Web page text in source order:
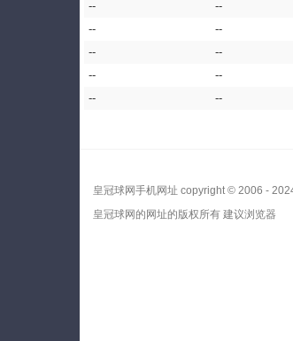
--
--
--
--
--
--
--
--
--
--
皇冠球网手机网址 copyright © 2006 -
皇冠球网的网址的版权所有 建议浏览器